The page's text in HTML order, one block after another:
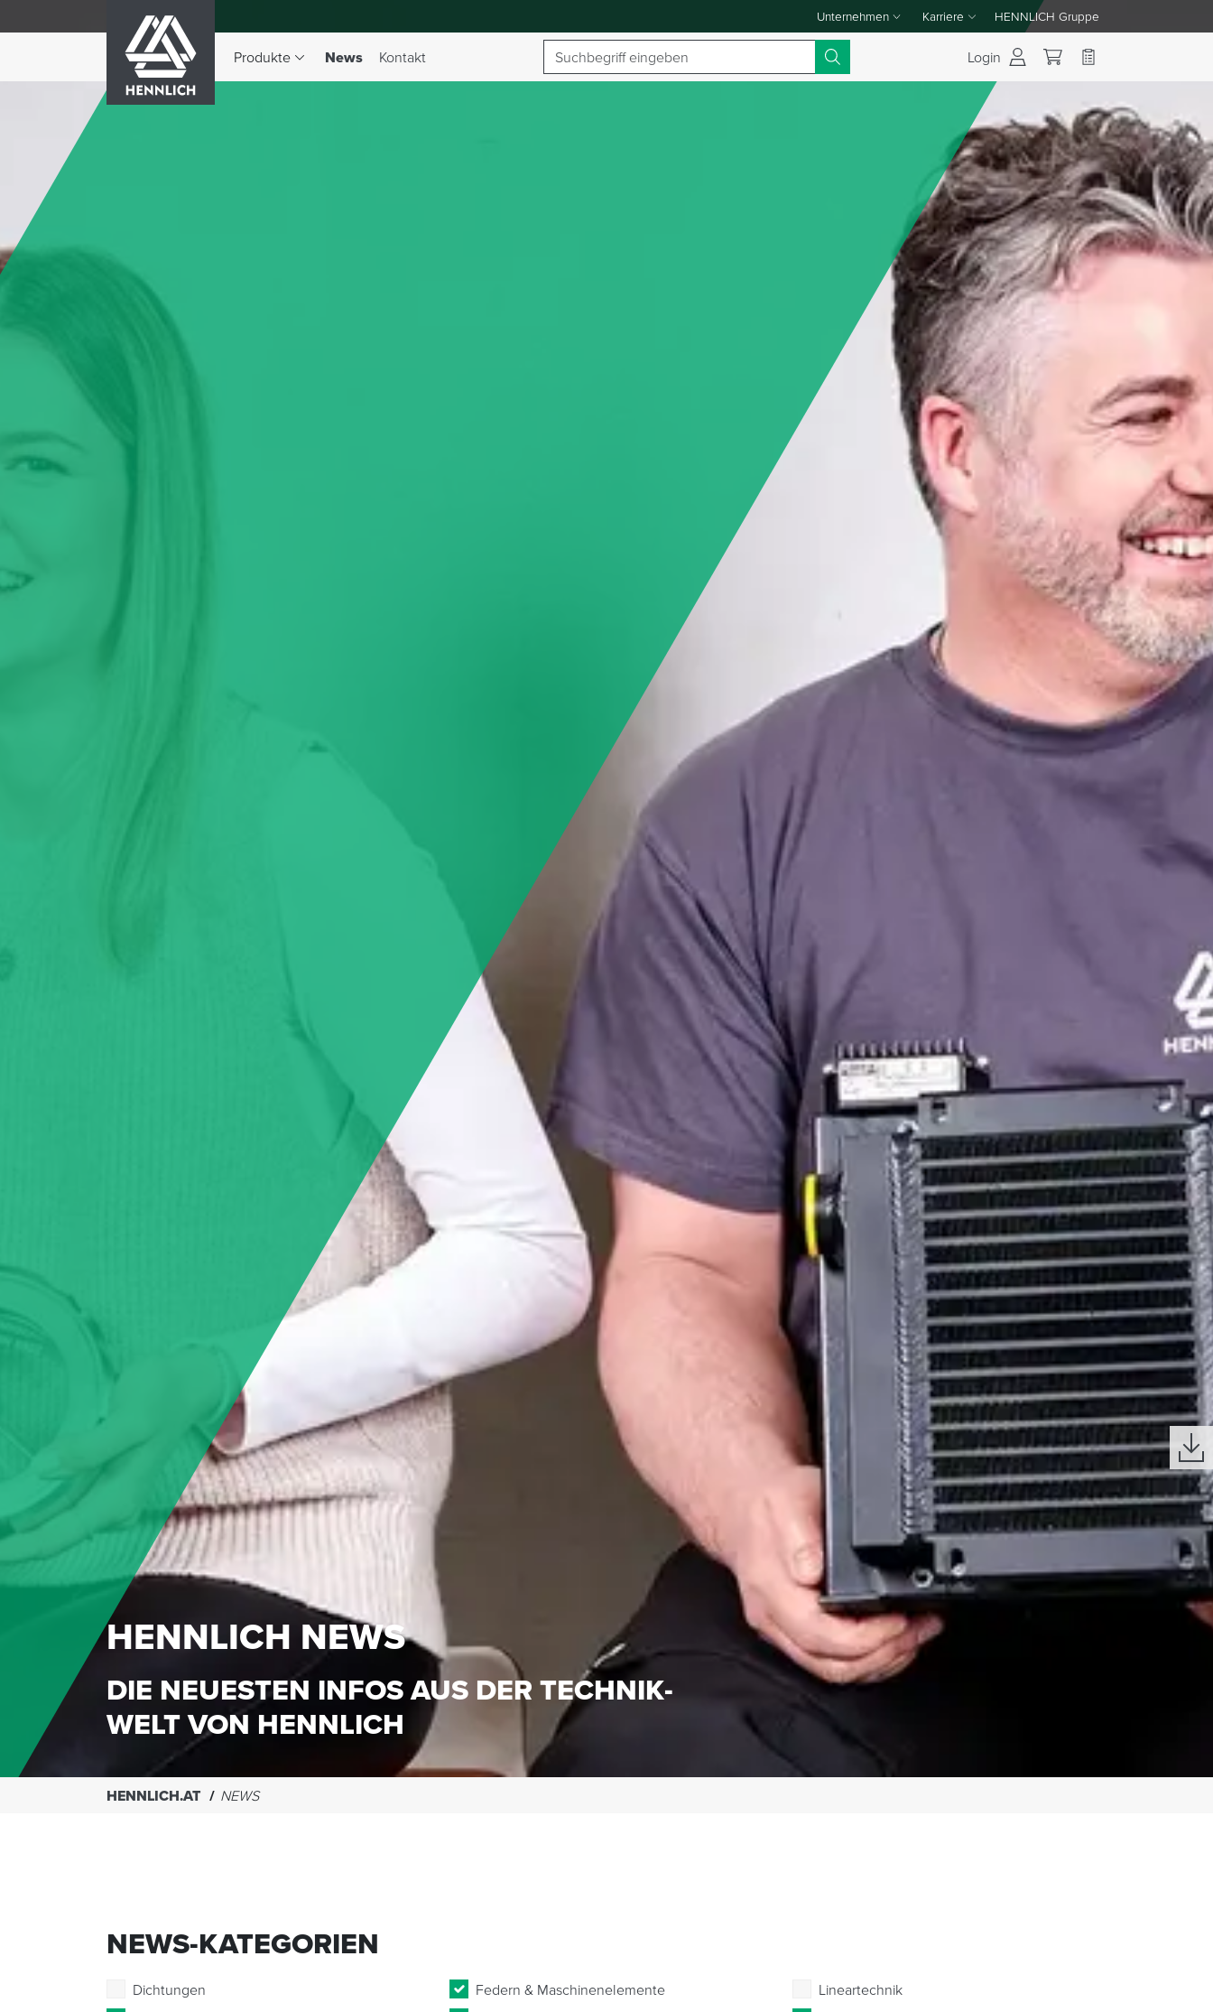
Unternehmen
Dropdown-Menü Unternehmen umschalten
Karriere
Dropdown-Menü Karriere umschalten
HENNLICH Gruppe
Produkte
Dropdown-Menü Produkte umschalten
News(aktiv)
Kontakt Suchbegriff Login
HENNLICH NEWS
DIE NEUESTEN INFOS AUS DER TECHNIK-
WELT VON HENNLICH
HENNLICH.AT NEWS
NEWS-KATEGORIEN
Dichtungen Federn & Maschinenelemente
Lineartechnik